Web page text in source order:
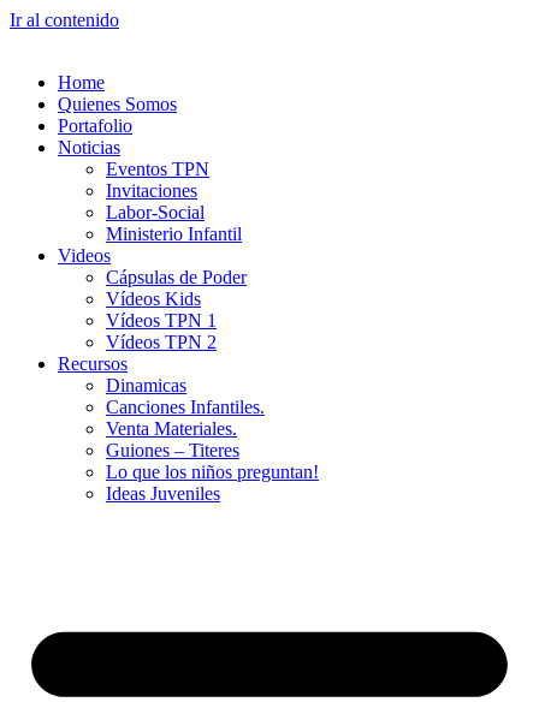
Ir al contenido
Home
Quienes Somos
Portafolio
Noticias
Eventos TPN
Invitaciones
Labor-Social
Ministerio Infantil
Videos
Cápsulas de Poder
Vídeos Kids
Vídeos TPN 1
Vídeos TPN 2
Recursos
Dinamicas
Canciones Infantiles.
Venta Materiales.
Guiones – Titeres
Lo que los niños preguntan!
Ideas Juveniles